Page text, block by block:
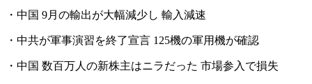
・中国 9月の輸出が大幅減少し 輸入減速
・中共が軍事演習を終了宣言 125機の軍用機が確認
・中国 数百万人の新株主はニラだった 市場参入で損失